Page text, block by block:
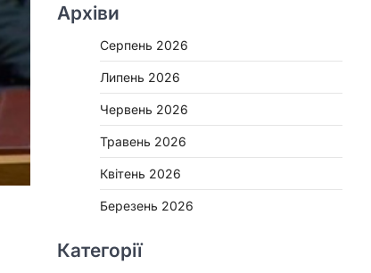
Архіви
Серпень 2026
Липень 2026
Червень 2026
Травень 2026
Квітень 2026
Березень 2026
Категорії